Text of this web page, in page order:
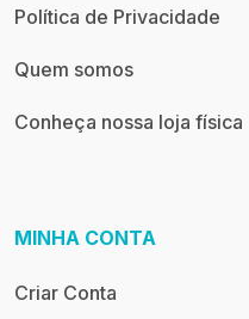
Política de Privacidade
Quem somos
Conheça nossa loja física
MINHA CONTA
Criar Conta